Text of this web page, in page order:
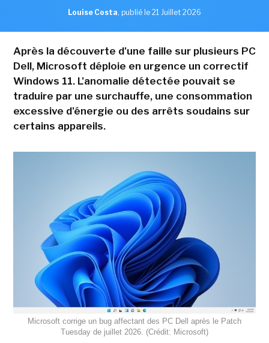
Louise Costa, publié le 21 Juillet 2026
Après la découverte d'une faille sur plusieurs PC
Dell, Microsoft déploie en urgence un correctif
Windows 11. L'anomalie détectée pouvait se
traduire par une surchauffe, une consommation
excessive d'énergie ou des arrêts soudains sur
certains appareils.
Microsoft corrige un bug affectant des PC Dell après le Patch
Tuesday de juillet 2026. (Crédit: Microsoft)